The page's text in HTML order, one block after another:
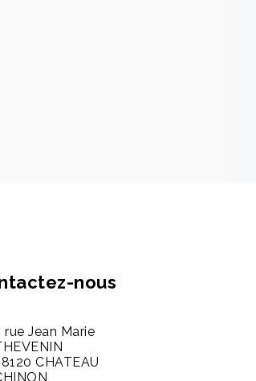
nous
rue Jean Marie
CHATEAU